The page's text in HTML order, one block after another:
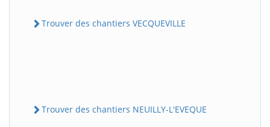
Trouver des chantiers VECQUEVILLE
Trouver des chantiers NEUILLY-L'EVEQUE